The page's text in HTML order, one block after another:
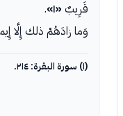
قَرِيبٌ «١» .
وَما زادَهُمْ ذلك إِلَّا
(١) سورة البقرة: ٢١٤.